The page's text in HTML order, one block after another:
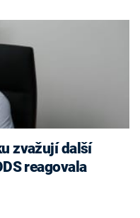
reagovala